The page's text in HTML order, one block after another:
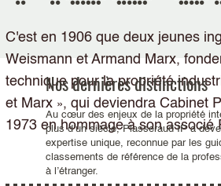
C'est en 1906 que deux jeunes
Weismann et Armand Marx,
technique pour la propriété
et Marx », qui deviendra Cabinet
1973 en hommage à son associé
Nos dernières distinctions
Au cœur des enjeux de la propriété
plus d’un siècle, Plasseraud IP a
expertise unique, reconnue par les
classements de référence de la
à l’étranger.